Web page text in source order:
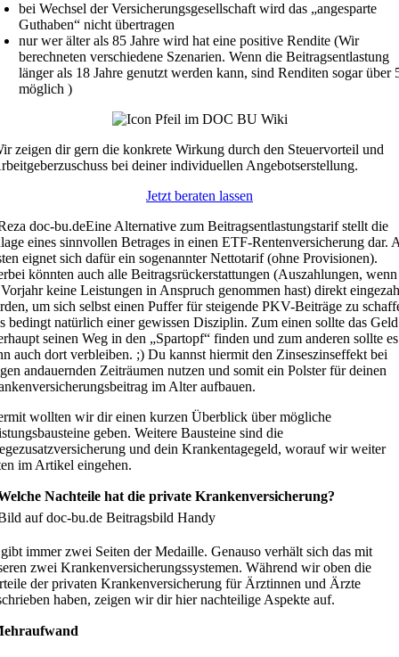
bei Wechsel der Versicherungsgesellschaft wird das „angesparte
Guthaben“ nicht übertragen
nur wer älter als 85 Jahre wird hat eine positive Rendite (Wir
berechneten verschiedene Szenarien. Wenn die Beitragsentlastung
länger als 18 Jahre genutzt werden kann, sind Renditen sogar über
möglich )
zeigen dir gern die konkrete Wirkung durch den Steuervorteil und
bei deiner individuellen Angebotserstellung.
Jetzt beraten lassen
Eine Alternative zum Beitragsentlastungstarif stellt die
eines sinnvollen Betrages in einen ETF-Rentenversicherung dar.
eignet sich dafür ein sogenannter Nettotarif (ohne Provisionen).
könnten auch alle Beitragsrückerstattungen (Auszahlungen,
keine Leistungen in Anspruch genommen hast) direkt
um sich selbst einen Puffer für steigende PKV-Beiträge zu
bedingt natürlich einer gewissen Disziplin. Zum einen sollte das Geld
seinen Weg in den „Spartopf“ finden und zum anderen sollte es
auch dort verbleiben. ;) Du kannst hiermit den Zinseszinseffekt bei
andauernden Zeiträumen nutzen und somit ein Polster für deinen
im Alter aufbauen.
wollten wir dir einen kurzen Überblick über mögliche
geben. Weitere Bausteine sind die
und dein Krankentagegeld, worauf wir weiter
im Artikel eingehen.
Nachteile hat die private Krankenversicherung?
immer zwei Seiten der Medaille. Genauso verhält sich das mit
zwei Krankenversicherungssystemen. Während wir oben die
der privaten Krankenversicherung für Ärztinnen und Ärzte
haben, zeigen wir dir hier nachteilige Aspekte auf.